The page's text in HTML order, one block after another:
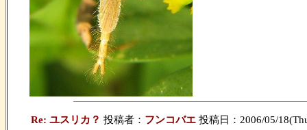
Re: ユスリカ？ 投稿者： フンコバエ 投稿日：2006/05/